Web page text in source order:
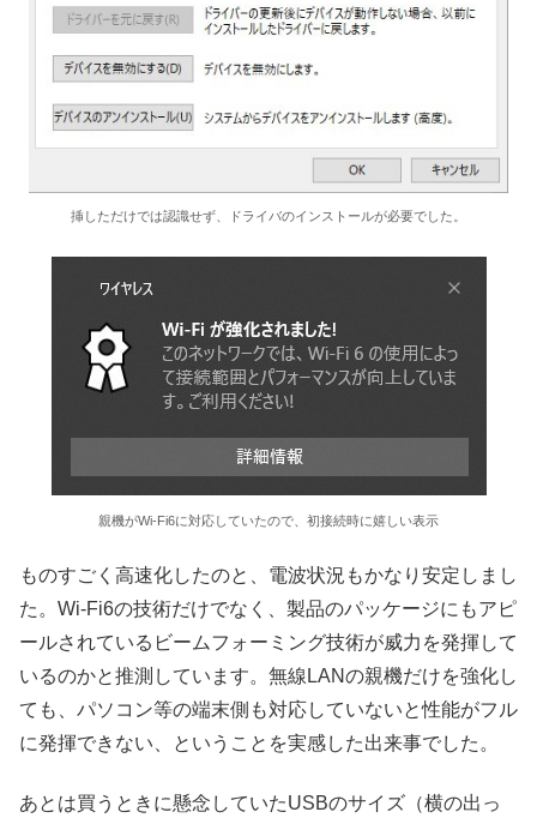
挿しただけでは認識せず、ドライバのインストールが必要でした。
親機がWi-Fi6に対応していたので、初接続時に嬉しい表示
ものすごく高速化したのと、電波状況もかなり安定しまし
た。Wi-Fi6の技術だけでなく、製品のパッケージにもアピ
ールされているビームフォーミング技術が威力を発揮して
いるのかと推測しています。無線LANの親機だけを強化し
ても、パソコン等の端末側も対応していないと性能がフル
に発揮できない、ということを実感した出来事でした。
あとは買うときに懸念していたUSBのサイズ（横の出っ